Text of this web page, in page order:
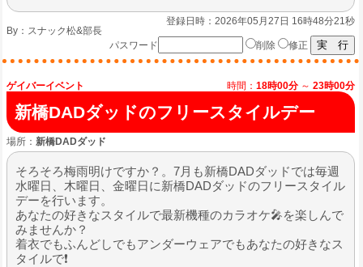
登録日時：2026年05月27日 16時48分21秒
By： スナック松&部長
パスワード
削除 修正
ゲイバーイベント 時間： 18時00分 ～ 23時00分
新橋DADダッドのフリースタイルデー
場所： 新橋DADダッド
そろそろ梅雨明けですか？。7月も新橋DADダッドでは毎週
水曜日、木曜日、金曜日に新橋DADダッドのフリースタイル
デーを行います。
あなたの好きなスタイルで最新機種のカラオケ🎤を楽しんで
みませんか？
着衣でもふんどしでもアンダーウェアでもあなたの好きなス
タイルで❗️